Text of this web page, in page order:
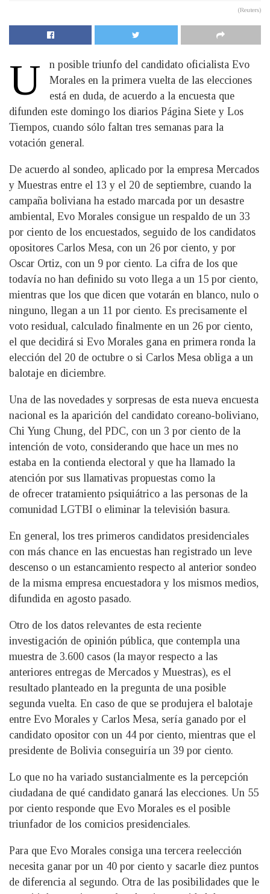
(Reuters)
U
n posible triunfo del candidato oficialista Evo
Morales en la primera vuelta de las elecciones
está en duda, de acuerdo a la encuesta que
difunden este domingo los diarios Página Siete y Los
Tiempos, cuando sólo faltan tres semanas para la
votación general.
De acuerdo al sondeo, aplicado por la empresa Mercados
y Muestras entre el 13 y el 20 de septiembre, cuando la
campaña boliviana ha estado marcada por un desastre
ambiental, Evo Morales consigue un respaldo de un 33
por ciento de los encuestados, seguido de los candidatos
opositores Carlos Mesa, con un 26 por ciento, y por
Oscar Ortiz, con un 9 por ciento. La cifra de los que
todavía no han definido su voto llega a un 15 por ciento,
mientras que los que dicen que votarán en blanco, nulo o
ninguno, llegan a un 11 por ciento. Es precisamente el
voto residual, calculado finalmente en un 26 por ciento,
el que decidirá si Evo Morales gana en primera ronda la
elección del 20 de octubre o si Carlos Mesa obliga a un
balotaje en diciembre.
Una de las novedades y sorpresas de esta nueva encuesta
nacional es la aparición del candidato coreano-boliviano,
Chi Yung Chung, del PDC, con un 3 por ciento de la
intención de voto, considerando que hace un mes no
estaba en la contienda electoral y que ha llamado la
atención por sus llamativas propuestas como la
de ofrecer tratamiento psiquiátrico a las personas de la
comunidad LGTBI o eliminar la televisión basura.
En general, los tres primeros candidatos presidenciales
con más chance en las encuestas han registrado un leve
descenso o un estancamiento respecto al anterior sondeo
de la misma empresa encuestadora y los mismos medios,
difundida en agosto pasado.
Otro de los datos relevantes de esta reciente
investigación de opinión pública, que contempla una
muestra de 3.600 casos (la mayor respecto a las
anteriores entregas de Mercados y Muestras), es el
resultado planteado en la pregunta de una posible
segunda vuelta. En caso de que se produjera el balotaje
entre Evo Morales y Carlos Mesa, sería ganado por el
candidato opositor con un 44 por ciento, mientras que el
presidente de Bolivia conseguiría un 39 por ciento.
Lo que no ha variado sustancialmente es la percepción
ciudadana de qué candidato ganará las elecciones. Un 55
por ciento responde que Evo Morales es el posible
triunfador de los comicios presidenciales.
Para que Evo Morales consiga una tercera reelección
necesita ganar por un 40 por ciento y sacarle diez puntos
de diferencia al segundo. Otra de las posibilidades que le